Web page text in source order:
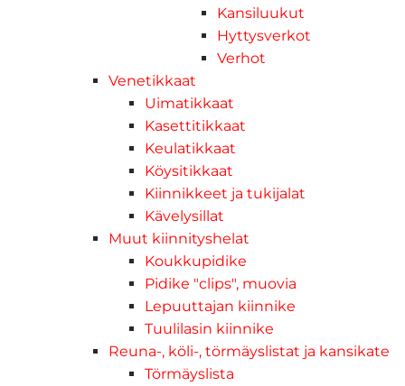
Kansiluukut
Hyttysverkot
Verhot
Venetikkaat
Uimatikkaat
Kasettitikkaat
Keulatikkaat
Köysitikkaat
Kiinnikkeet ja tukijalat
Kävelysillat
Muut kiinnityshelat
Koukkupidike
Pidike "clips", muovia
Lepuuttajan kiinnike
Tuulilasin kiinnike
Reuna-, köli-, törmäyslistat ja kansikate
Törmäyslista